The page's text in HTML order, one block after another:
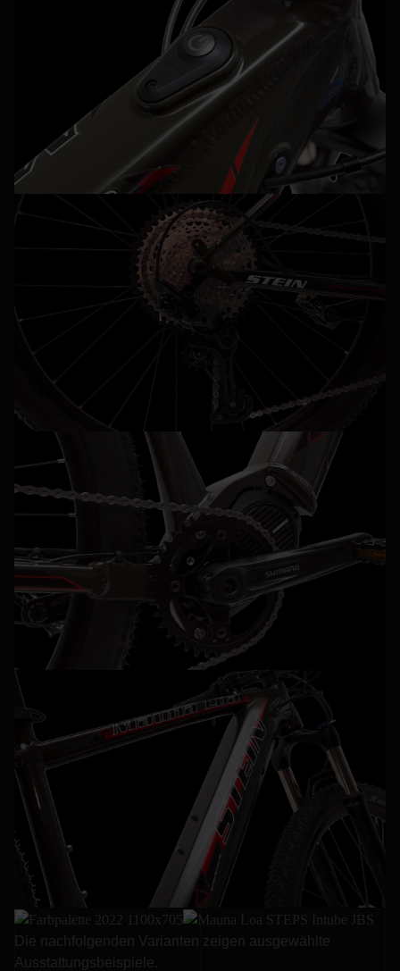
Die nachfolgenden Varianten zeigen ausgewählte
Ausstattungsbeispiele.